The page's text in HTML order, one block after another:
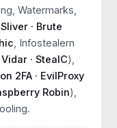
Watermarks,
Sliver · Brute
, Infostealern
Vidar · StealC),
2FA · EvilProxy
Robin),